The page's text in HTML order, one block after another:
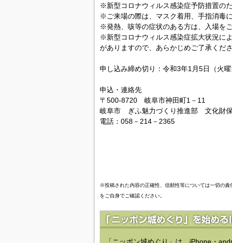
※新型コロナウィルス感染症予防措置の
※ご来場の際は、マスク着用、手指消毒に
※発熱、咳等の症状のある方は、入場を
※新型コロナウィルス感染症拡大状況に
がありますので、あらかじめご了承くださ
申し込み締め切り：令和3年1月5日（火曜
申込・連絡先
〒500-8720 岐阜市神田町1－11
岐阜市 ぎふ魅力づくり推進部 文化財
電話：058－214－2365
※投稿された内容の正確性、信頼性等については一切の
をご自身でご確認ください。